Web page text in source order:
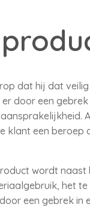
dat hij dat
door een
klant een beroep
wordt
het
een gebrek in